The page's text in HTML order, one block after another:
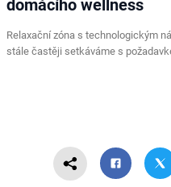
domácího wellness
Relaxační zóna s technologickým
stále častěji setkáváme s